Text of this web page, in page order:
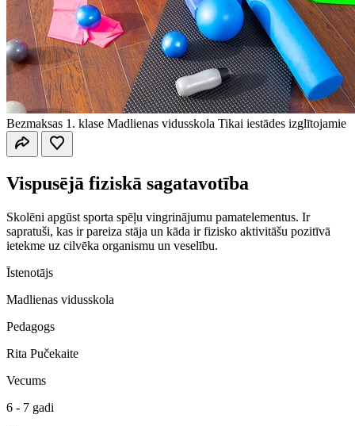
Bezmaksas 1. klase Madlienas vidusskola Tikai iestādes izglītojamie
Vispusējā fiziskā sagatavotība
Skolēni apgūst sporta spēļu vingrinājumu pamatelementus. Ir
sapratuši, kas ir pareiza stāja un kāda ir fizisko aktivitāšu pozitīvā
ietekme uz cilvēka organismu un veselību.
Īstenotājs
Madlienas vidusskola
Pedagogs
Rita Pučekaite
Vecums
6 - 7 gadi